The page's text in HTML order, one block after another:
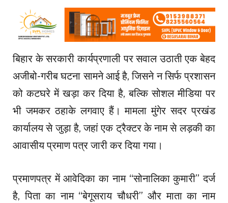
बिहार के सरकारी कार्यप्रणाली पर सवाल उठाती एक बेहद
अजीबो-गरीब घटना सामने आई है, जिसने न सिर्फ प्रशासन
को कटघरे में खड़ा कर दिया है, बल्कि सोशल मीडिया पर
भी जमकर ठहाके लगवाए हैं। मामला मुंगेर सदर प्रखंड
कार्यालय से जुड़ा है, जहां एक ट्रैक्टर के नाम से लड़की का
आवासीय प्रमाण पत्र जारी कर दिया गया।
प्रमाणपत्र में आवेदिका का नाम “सोनालिका कुमारी” दर्ज
है, पिता का नाम “बेगूसराय चौधरी” और माता का नाम